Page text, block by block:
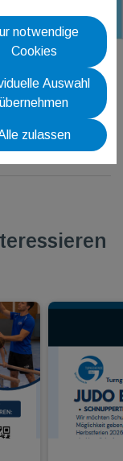
notwendige
Cookies
Auswahl
übernehmen
zulassen